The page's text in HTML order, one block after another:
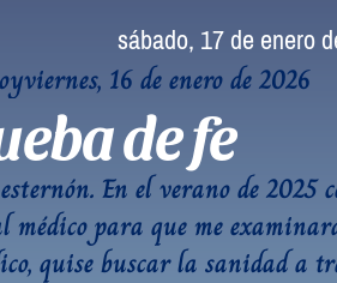
sábado, 17 de enero
viernes, 16 de enero de 2026
de fe
En el verano de 2025
médico para que me
quise buscar la sanidad a